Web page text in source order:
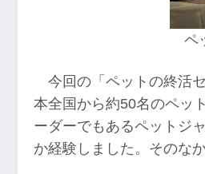
ペ
今回の「ペットの終活
本全国から約50名のペッ
ーダーでもあるペットジ
か経験しました。そのな